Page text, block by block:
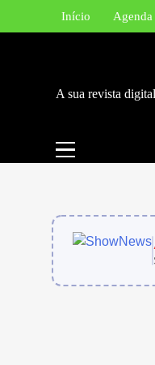
Início
A sua revista